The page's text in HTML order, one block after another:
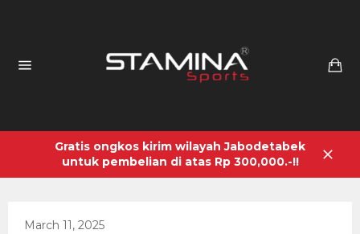
Gratis ongkos kirim wilayah Jabodetabek
untuk pembelian di atas Rp 300,000.-!!
March 11, 2025